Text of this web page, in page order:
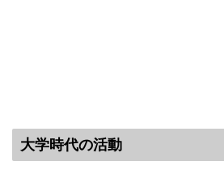
大学時代の活動